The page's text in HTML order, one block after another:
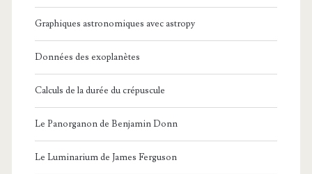
Graphiques astronomiques avec astropy
Données des exoplanètes
Calculs de la durée du crépuscule
Le Panorganon de Benjamin Donn
Le Luminarium de James Ferguson